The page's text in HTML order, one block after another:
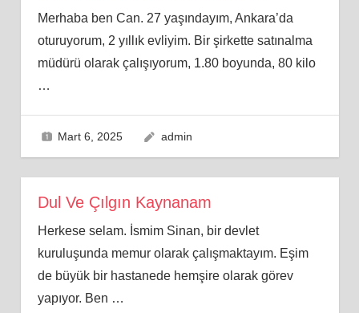
Merhaba ben Can. 27 yaşındayım, Ankara’da
oturuyorum, 2 yıllık evliyim. Bir şirkette satınalma
müdürü olarak çalışıyorum, 1.80 boyunda, 80 kilo
…
Mart 6, 2025 admin
Dul Ve Çılgın Kaynanam
Herkese selam. İsmim Sinan, bir devlet
kuruluşunda memur olarak çalışmaktayım. Eşim
de büyük bir hastanede hemşire olarak görev
yapıyor. Ben …